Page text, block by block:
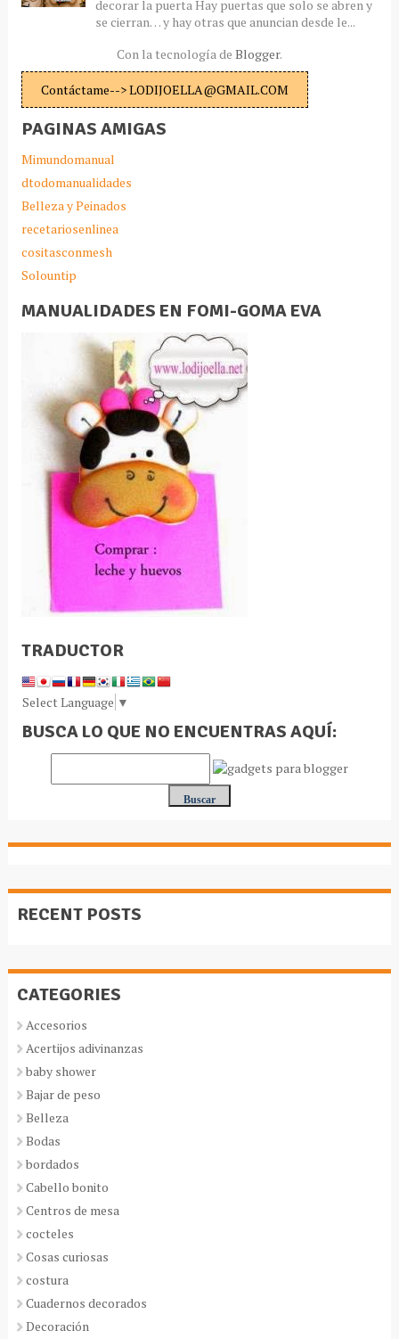
decorar la puerta Hay puertas que solo se abren y
se cierran… y hay otras que anuncian desde le...
Con la tecnología de Blogger.
Contáctame--> LODIJOELLA@GMAIL.COM
PAGINAS AMIGAS
Mimundomanual
dtodomanualidades
Belleza y Peinados
recetariosenlinea
cositasconmesh
Solountip
MANUALIDADES EN FOMI-GOMA EVA
TRADUCTOR
Select Language ▼
BUSCA LO QUE NO ENCUENTRAS AQUÍ:
RECENT POSTS
CATEGORIES
Accesorios
Acertijos adivinanzas
baby shower
Bajar de peso
Belleza
Bodas
bordados
Cabello bonito
Centros de mesa
cocteles
Cosas curiosas
costura
Cuadernos decorados
Decoración